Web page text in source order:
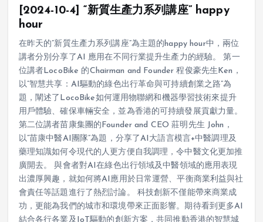
[2024-10-4] “新質生產力系列講座” happy
hour
在昨天的”新質生產力系列講座”為主題的happy hour中，兩位
講者分別分享了AI 應用在不同行業提升生產力的經驗。 第一
位講者LocoBike 的Chairman and Founder 程俊豪先生Ken，
以”智慧共享：AI驅動的綠色出行革命與可持續創業之路”為
題，闡述了LocoBike如何運用物聯網和機器學習技術來提升
用戶體驗、確保車輛安全，並為香港的可持續發展貢獻力量。
第二位講者苗康集團的Founder and CEO 莊明先生 John，
以”苗康中醫AI團隊”為題，分享了AI大語言模言+中醫調理及
藥理知識如何令現代的人更方便自我調理，令中醫文化更加推
廣開去。 與會者對AI在綠色出行領域及中醫領域的應用表現
出濃厚興趣，就如何將AI應用於日常運營、平衡商業利益與社
會責任等話題進行了熱烈討論。 科技創新不僅能帶來商業成
功，更能為我們的城市和環境帶來正面影響。期待看到更多AI